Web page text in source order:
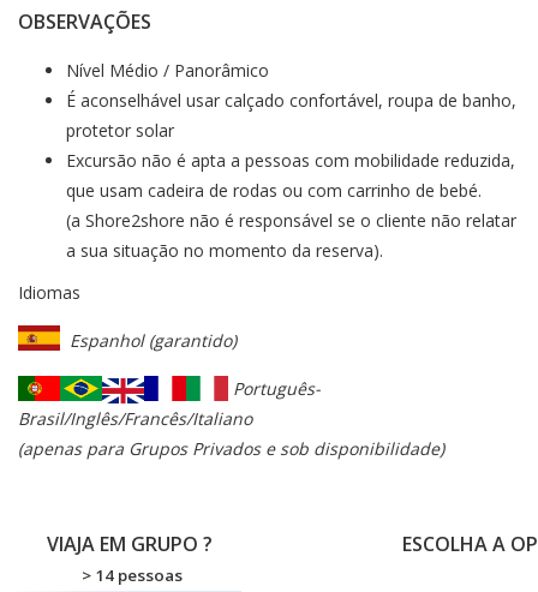
OBSERVAÇÕES
Nível Médio / Panorâmico
É aconselhável usar calçado confortável, roupa de banho,
protetor solar
Excursão não é apta a pessoas com mobilidade reduzida,
que usam cadeira de rodas ou com carrinho de bebé.
(a Shore2shore não é responsável se o cliente não relatar
a sua situação no momento da reserva).
Idiomas
Espanhol (garantido)
Português-
Brasil/Inglês/Francês/Italiano
(apenas para Grupos Privados e sob disponibilidade)
VIAJA EM GRUPO ? ESCOLHA A
> 14 pessoas